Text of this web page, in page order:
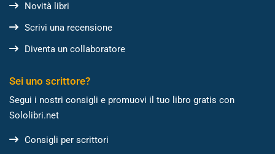
Novità libri
Scrivi una recensione
Diventa un collaboratore
Sei uno scrittore?
Segui i nostri consigli e promuovi il tuo libro gratis con
Sololibri.net
Consigli per scrittori